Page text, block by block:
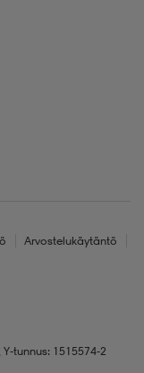
Arvostelukäytäntö
tunnus: 1515574-2